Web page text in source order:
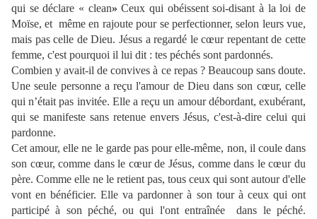
qui se déclare « clean» Ceux qui obéissent soi-disant à la loi de
Moïse, et même en rajoute pour se perfectionner, selon leurs vue,
mais pas celle de Dieu. Jésus a regardé le cœur repentant de cette
femme, c'est pourquoi il lui dit : tes péchés sont pardonnés.
Combien y avait-il de convives à ce repas ? Beaucoup sans doute.
Une seule personne a reçu l'amour de Dieu dans son cœur, celle
qui n’était pas invitée. Elle a reçu un amour débordant, exubérant,
qui se manifeste sans retenue envers Jésus, c'est-à-dire celui qui
pardonne.
Cet amour, elle ne le garde pas pour elle-même, non, il coule dans
son cœur, comme dans le cœur de Jésus, comme dans le cœur du
père. Comme elle ne le retient pas, tous ceux qui sont autour d'elle
vont en bénéficier. Elle va pardonner à son tour à ceux qui ont
participé à son péché, ou qui l'ont entraînée
dans le péché.